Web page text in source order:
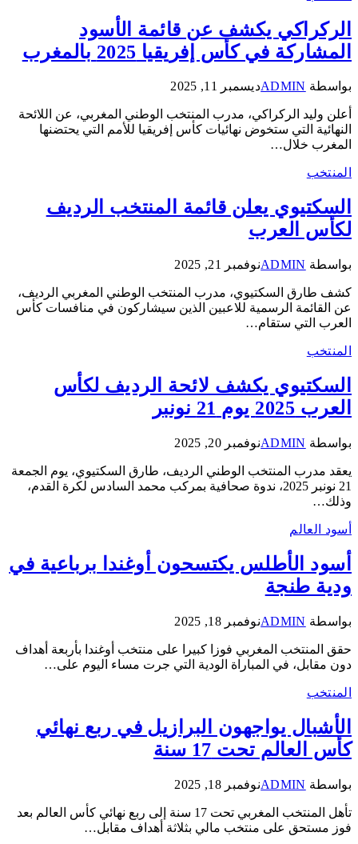
الركراكي يكشف عن قائمة الأسود
المشاركة في كأس إفريقيا 2025 بالمغرب
بواسطة ADMINديسمبر 11, 2025
أعلن وليد الركراكي، مدرب المنتخب الوطني المغربي، عن اللائحة
النهائية التي ستخوض نهائيات كأس إفريقيا للأمم التي يحتضنها
المغرب خلال…
المنتخب
السكتيوي يعلن قائمة المنتخب الرديف
لكأس العرب
بواسطة ADMINنوفمبر 21, 2025
كشف طارق السكتيوي، مدرب المنتخب الوطني المغربي الرديف،
عن القائمة الرسمية للاعبين الذين سيشاركون في منافسات كأس
العرب التي ستقام…
المنتخب
السكتيوي يكشف لائحة الرديف لكأس
العرب 2025 يوم 21 نونبر
بواسطة ADMINنوفمبر 20, 2025
يعقد مدرب المنتخب الوطني الرديف، طارق السكتيوي، يوم الجمعة
21 نونبر 2025، ندوة صحافية بمركب محمد السادس لكرة القدم،
وذلك…
أسود العالم
أسود الأطلس يكتسحون أوغندا برباعية في
ودية طنجة
بواسطة ADMINنوفمبر 18, 2025
حقق المنتخب المغربي فوزا كبيرا على منتخب أوغندا بأربعة أهداف
دون مقابل، في المباراة الودية التي جرت مساء اليوم على…
المنتخب
الأشبال يواجهون البرازيل في ربع نهائي
كأس العالم تحت 17 سنة
بواسطة ADMINنوفمبر 18, 2025
تأهل المنتخب المغربي تحت 17 سنة إلى ربع نهائي كأس العالم بعد
فوز مستحق على منتخب مالي بثلاثة أهداف مقابل…